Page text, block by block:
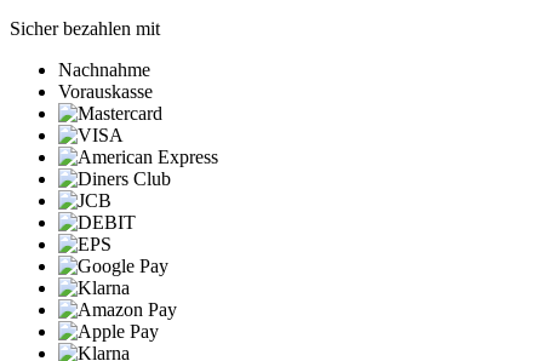
Sicher bezahlen mit
Nachnahme
Vorauskasse